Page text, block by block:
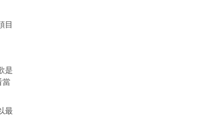
目
是
當
最